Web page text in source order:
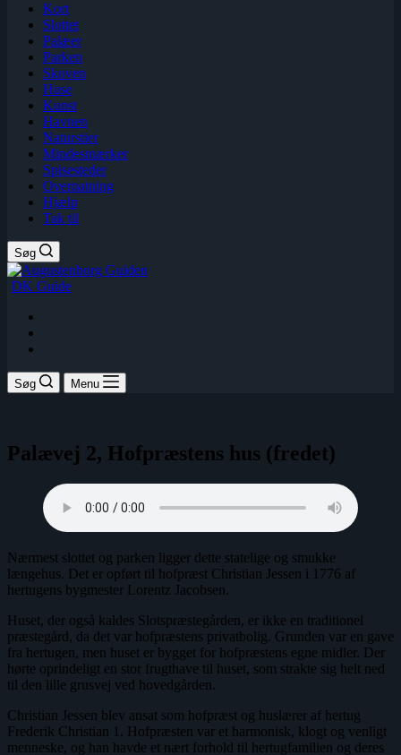
Kort
Slottet
Palæer
Parken
Skoven
Huse
Kunst
Havnen
Naturstier
Mindesmærker
Spisesteder
Overnatning
Hjælp
Tak til
Søg
DK Guide
Søg Menu
Palævej 2, Hofpræstens hus (fredet)
Nærmest slottet og parken ligger dette statelige og smukke
længehus. Det er opført til hofpræst Christian Jessen i 1776 af
hertugens bygmester Lorentz Jacobsen.
Huset, der også kaldes Slotspræstegården, er ikke en traditionel
præstegård, da det var hofpræstens privatbolig. Grunden var en gave
fra hertugen, men huset er bygget for hofpræstens egne midler. Der
hørte oprindeligt en stor frugthave til huset, som strakte sig helt ned
til den lille grusvej ved hovedgården.
Christian Jessen blev ansat som hofpræst og huslærer af hertug
Frederik Christian 1. Hofpræsten var et harmonisk, klogt og venligt
menneske, og han havde et nært forhold til hertugfamilien og deres